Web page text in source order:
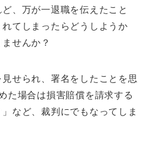
、万が一退職を伝えたこと
てしまったらどうしようか
せんか？
せられ、署名をしたことを思
た場合は損害賠償を請求する
など、裁判にでもなってしま